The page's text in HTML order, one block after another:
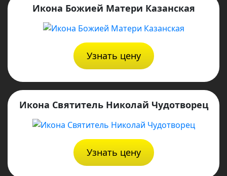
Икона Божией Матери Казанская
Узнать цену
Икона Святитель Николай Чудотворец
Узнать цену